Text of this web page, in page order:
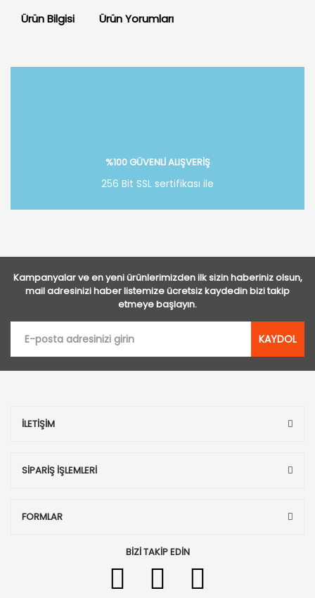
Ürün Bilgisi Ürün Yorumları
%100 GÜVENLİ ALIŞVERİŞ
256 Bit SSL sertifikası ile
Kampanyalar ve en yeni ürünlerimizden ilk sizin haberiniz olsun,
mail adresinizi haber listemize ücretsiz kaydedin bizi takip
etmeye başlayın.
KAYDOL
İLETİŞİM
SİPARİŞ İŞLEMLERİ
FORMLAR
BİZİ TAKİP EDİN